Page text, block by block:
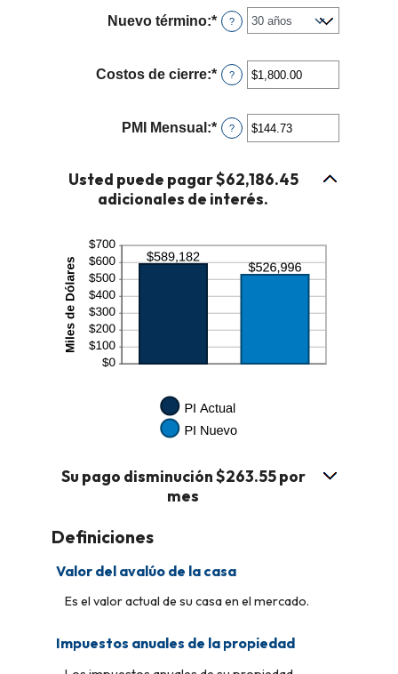
monto
entre
y
50%
Nuevo término:* ?
Costos de cierre:* Ingresa
monto
entre
y
$100,000.00
?
PMI Mensual :* Ingresa
monto
entre
$0.00
$5,000.00
?
Usted puede pagar $62,186.45
adicionales de interés.
Su pago disminución $263.55 por
mes
Definiciones
Valor del avalúo de la casa
Es el valor actual de su casa en el mercado.
Impuestos anuales de la propiedad